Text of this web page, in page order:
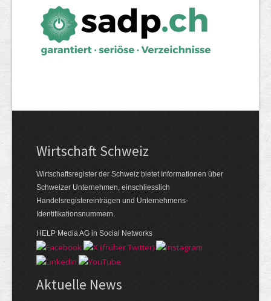
Wirtschaft Schweiz
Wirtschaftsregister der Schweiz bietet Informationen über
Schweizer Unternehmen, einschliesslich
Handelsregistereinträgen und Unternehmens-
Identifikationsnummern.
HELP Media AG in Social Networks
Aktuelle News